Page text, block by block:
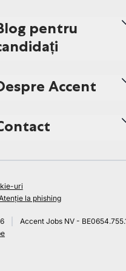
pentru
Accent
uri
la phishing
Accent Jobs NV -